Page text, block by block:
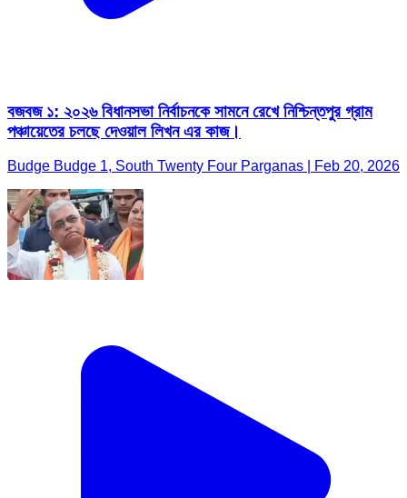
বজবজ ১: ২০২৬ বিধানসভা নির্বাচনকে সামনে রেখে নিশ্চিন্তপুর গ্রাম
পঞ্চায়েতের চলছে দেওয়াল লিখন এর কাজ।
Budge Budge 1, South Twenty Four Parganas | Feb 20, 2026